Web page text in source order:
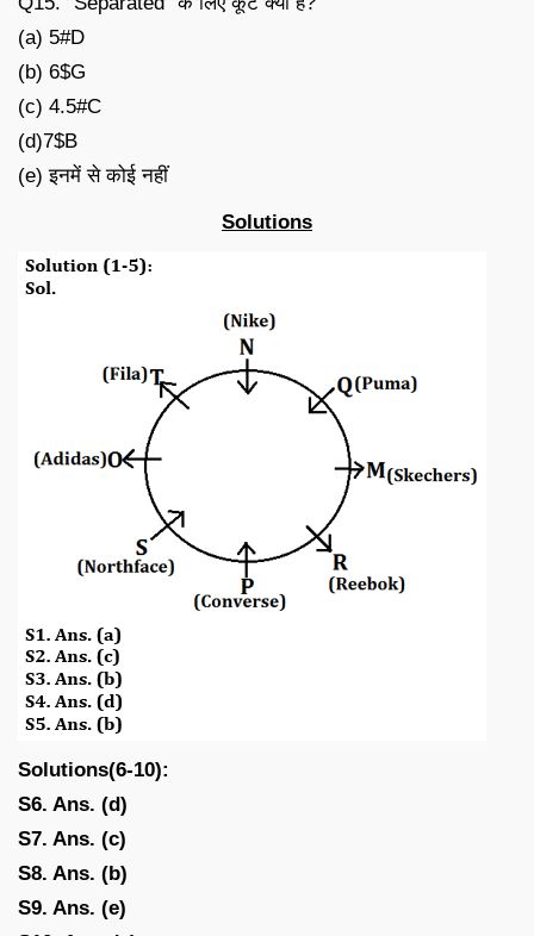
(a) 5#D
(b) 6$G
(c) 4.5#C
(d)7$B
(e) इनमें से कोई नहीं
Solutions
Solutions(6-10):
S6. Ans. (d)
S7. Ans. (c)
S8. Ans. (b)
S9. Ans. (e)